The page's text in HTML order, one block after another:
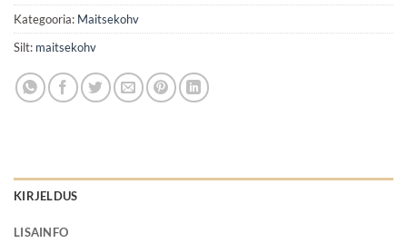
Kategooria: Maitsekohv
Silt: maitsekohv
KIRJELDUS
LISAINFO